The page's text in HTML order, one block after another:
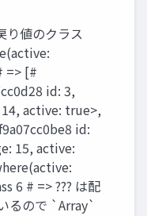
り値のクラス
=> [#
id: 3,
active: true>,
id:
15, active:
6 # => ??? は配
るので `Array`